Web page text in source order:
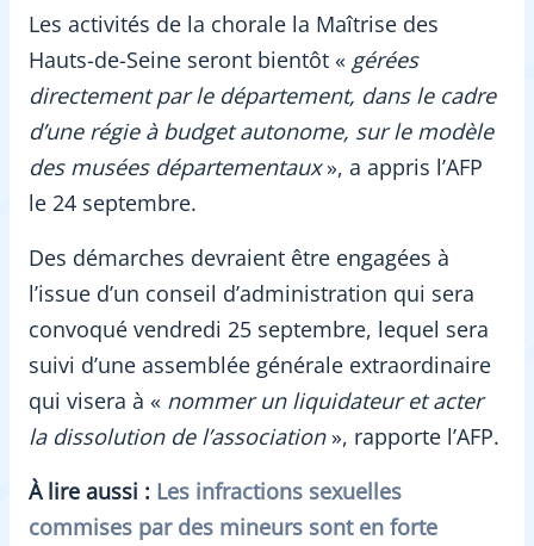
Les activités de la chorale la Maîtrise des
Hauts-de-Seine seront bientôt « gérées
directement par le département, dans le cadre
d’une régie à budget autonome, sur le modèle
des musées départementaux», a appris l’AFP
le 24 septembre.
Des démarches devraient être engagées à
l’issue d’un conseil d’administration qui sera
convoqué vendredi 25 septembre, lequel sera
suivi d’une assemblée générale extraordinaire
qui visera à « nommer un liquidateur et acter
la dissolution de l’association», rapporte l’AFP.
À lire aussi : Les infractions sexuelles
commises par des mineurs sont en forte